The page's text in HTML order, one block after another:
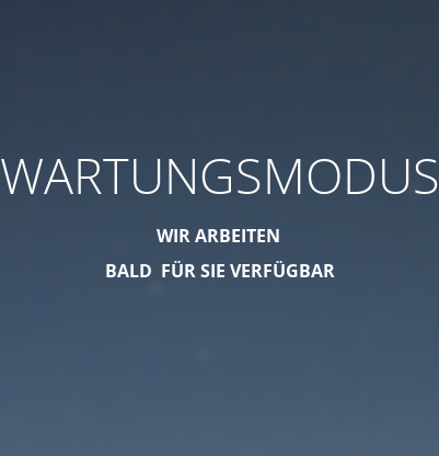
WARTUNGSMODUS
WIR ARBEITEN
BALD FÜR SIE VERFÜGBAR